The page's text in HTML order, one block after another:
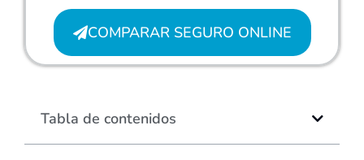
COMPARAR SEGURO ONLINE
Tabla de contenidos